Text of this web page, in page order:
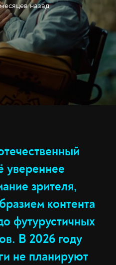
назад
увереннее
зрителя,
контента
футурустичных
В 2026 году
не планируют